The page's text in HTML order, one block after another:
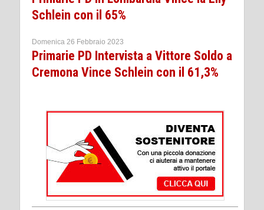
Schlein con il 65%
Domenica 26 Febbraio 2023
Primarie PD Intervista a Vittore Soldo a
Cremona Vince Schlein con il 61,3%